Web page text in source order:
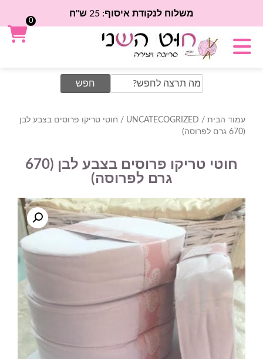
משלוח לנקודת איסוף: 25 ש"ח
Search
for:
עמוד הבית /
UNCATECOGRIZED / חוטי טריקו פרוסים בצבע לבן
(670 גרם לפרוסה)
חוטי טריקו פרוסים בצבע לבן (670
גרם לפרוסה)
0